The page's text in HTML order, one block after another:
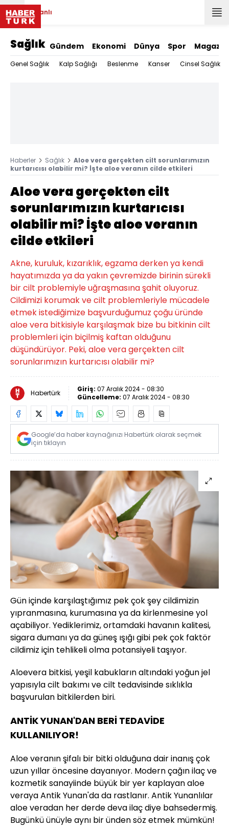
Canlı
Sağlık Gündem Ekonomi Dünya Spor Magazin
Genel Sağlık Kalp Sağlığı Beslenme Kanser Cinsel Sağlık
Haberler Sağlık
Aloe vera gerçekten cilt sorunlarımızın
kurtarıcısı olabilir mi? İşte aloe veranın cilde etkileri
Aloe vera gerçekten cilt
sorunlarımızın kurtarıcısı
olabilir mi? İşte aloe veranın
cilde etkileri
Akne, kuruluk, kızarıklık, egzama derken ya kendi
hayatımızda ya da yakın çevremizde birinin sürekli
bir cilt problemiyle uğraşmasına şahit oluyoruz.
Cildimizi korumak ve cilt problemleriyle mücadele
etmek istediğimize başvurduğumuz çoğu üründe
aloe vera bitkisiyle karşılaşmak bize bu bitkinin cilt
problemleri için biçilmiş kaftan olduğunu
düşündürüyor. Peki, aloe vera gerçekten cilt
sorunlarımızın kurtarıcısı olabilir mi?
Habertürk Giriş: 07 Aralık 2024 - 08:30
Güncelleme: 07 Aralık 2024 - 08:30
Google’da haber kaynağınızı Habertürk olarak seçmek
için tıklayın
Gün içinde karşılaştığımız pek çok şey cildimizin
yıpranmasına, kurumasına ya da kirlenmesine yol
açabiliyor. Yediklerimiz, ortamdaki havanın kalitesi,
sigara dumanı ya da güneş ışığı gibi pek çok faktör
cildimiz için tehlikeli olma potansiyeli taşıyor.
Aloevera bitkisi, yeşil kabukların altındaki yoğun jel
yapısıyla cilt bakımı ve cilt tedavisinde sıklıkla
başvurulan bitkilerden biri.
ANTİK YUNAN'DAN BERİ TEDAVİDE
KULLANILIYOR!
Aloe veranın şifalı bir bitki olduğuna dair inanış çok
uzun yıllar öncesine dayanıyor. Modern çağın ilaç ve
kozmetik sanayiinde büyük bir yer kaplayan aloe
veraya Antik Yunan'da da rastlanır. Antik Yunanlılar
aloe veradan her derde deva ilaç diye bahsedermiş.
Bugünkü ünüyle aynı bir ünden söz etmek mümkün!